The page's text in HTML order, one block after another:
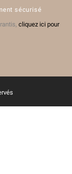
sécurisé
cliquez ici pour